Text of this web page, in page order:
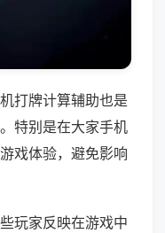
打牌计算辅助也是
特别是在大家手机
戏体验，避免影响
玩家反映在游戏中